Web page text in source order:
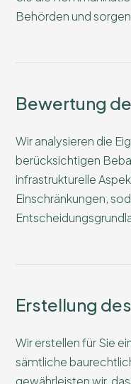
Behörden und
Bewertung
Wir analysieren die
berücksichtigen
infrastrukturelle
Einschränkungen,
Erstellung
Wir erstellen für Sie
sämtliche
gewährleisten wir,